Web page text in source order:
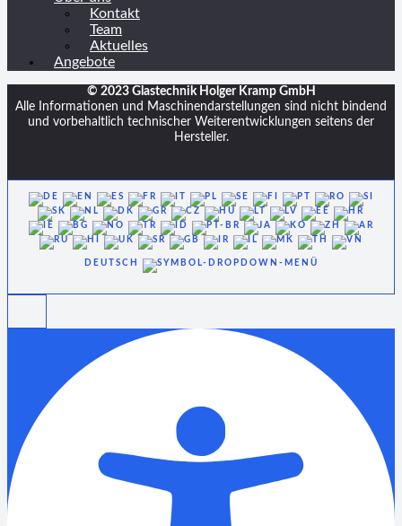
Kontakt
Team
Aktuelles
Angebote
© 2023 Glastechnik Holger Kramp GmbH
Alle Informationen und Maschinendarstellungen sind nicht bindend
und vorbehaltlich technischer Weiterentwicklungen seitens der
Hersteller.
DEUTSCH